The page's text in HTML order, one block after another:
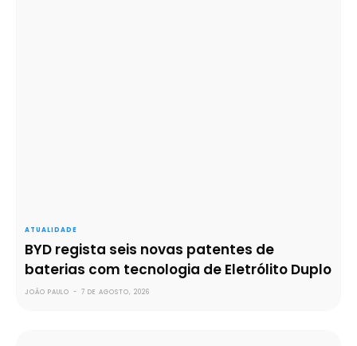
ATUALIDADE
BYD regista seis novas patentes de
baterias com tecnologia de Eletrólito Duplo
JOÃO PAULO - 7 DE AGOSTO, 2026